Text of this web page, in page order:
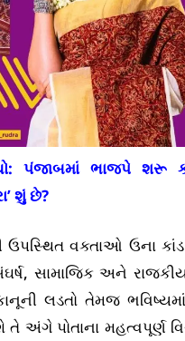
પંજાબમાં ભાજપે શરૂ
શું છે?
વક્તાઓ ઉના કાંડ
સામાજિક અને રાજકીય
લડતો તેમજ
અંગે પોતાના મહત્વપૂર્ણ